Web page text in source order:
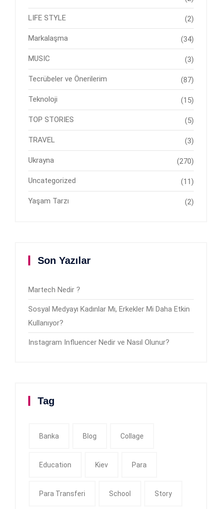
LIFE STYLE (2)
Markalaşma (34)
MUSIC (3)
Tecrübeler ve Önerilerim (87)
Teknoloji (15)
TOP STORIES (5)
TRAVEL (3)
Ukrayna (270)
Uncategorized (11)
Yaşam Tarzı (2)
Son Yazılar
Martech Nedir ?
Sosyal Medyayı Kadınlar Mı, Erkekler Mi Daha Etkin
Kullanıyor?
Instagram Influencer Nedir ve Nasıl Olunur?
Tag
Banka Blog Collage
Education Kiev Para
Para Transferi School Story